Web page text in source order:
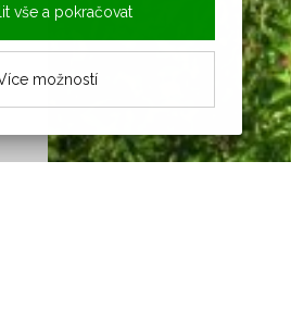
vše a pokračovat
možností